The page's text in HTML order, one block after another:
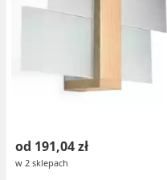
od 191,04 zł
w 2 sklepach